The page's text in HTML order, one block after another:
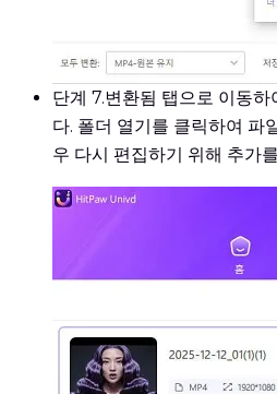
단계 7.변환됨 탭으로 이동하
다. 폴더 열기를 클릭하여 파
우 다시 편집하기 위해 추가